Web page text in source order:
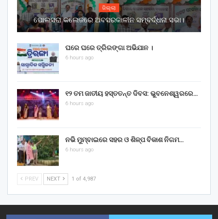
ଜିଲ୍ଲା
ପୋଲସରା କଲେଜରେ ଅବସରକାଳୀନ ସମ୍ବର୍ଦ୍ଧନା ସଭା।
ଘରେ ଘରେ ତ୍ରିରଙ୍ଗା ଅଭିଯାନ ।
6 hours ago
୧୨ ତମ ଜାତୀୟ ହସ୍ତତନ୍ତ ଦିବସ: ଭୁବନେଶ୍ୱରରେ…
6 hours ago
ନଭି ମୁମ୍ବାଇରେ ସହର ଓ ଶିଳ୍ପ ବିକାଶ ନିଗମ…
6 hours ago
PREV NEXT 1 of 4,987